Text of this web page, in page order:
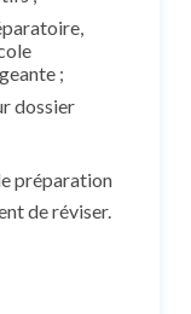
;
dossier
préparation
de réviser.